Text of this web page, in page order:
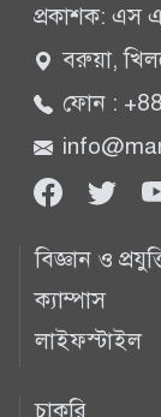
প্রকাশক: এস
বরুয়া,
ফোন :
বিজ্ঞান ও
ক্যাম্পাস
লাইফস্টাইল
চাকরি